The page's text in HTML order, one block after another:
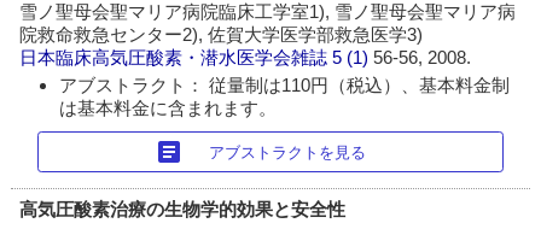
雪ノ聖母会聖マリア病院臨床工学室1), 雪ノ聖母会聖マリア病
院救命救急センター2), 佐賀大学医学部救急医学3)
日本臨床高気圧酸素・潜水医学会雑誌 5 (1)56-56, 2008.
アブストラクト： 従量制は110円（税込）、基本料金制
は基本料金に含まれます。
article アブストラクトを見る
高気圧酸素治療の生物学的効果と安全性